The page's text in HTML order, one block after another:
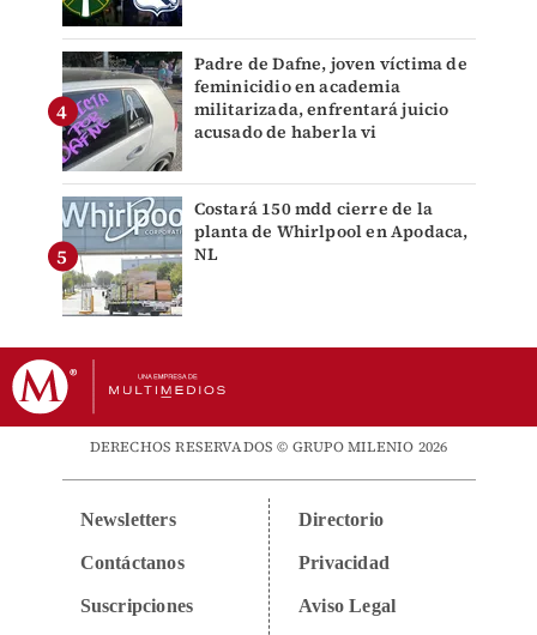
Padre de Dafne, joven víctima de
feminicidio en academia
militarizada, enfrentará juicio
acusado de haberla vi
Costará 150 mdd cierre de la
planta de Whirlpool en Apodaca,
NL
DERECHOS RESERVADOS © GRUPO MILENIO 2026
Newsletters
Contáctanos
Suscripciones
Directorio
Privacidad
Aviso Legal